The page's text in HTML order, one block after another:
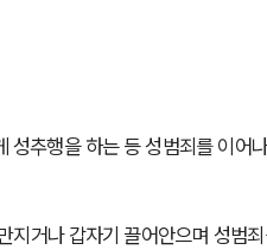
성추행을 하는 등 성범죄를 이어
거나 갑자기 끌어안으며 성범죄